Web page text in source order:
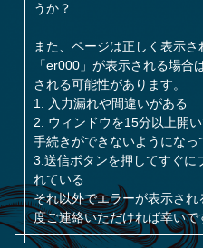
うか？
また、ページは正しく表示
「er000」が表示される場
される可能性があります。
1. 入力漏れや間違いがある
2. ウィンドウを15分以上開
手続きができないようになっ
3.送信ボタンを押してすぐに
れている
それ以外でエラーが表示さ
度ご連絡いただければ幸いで